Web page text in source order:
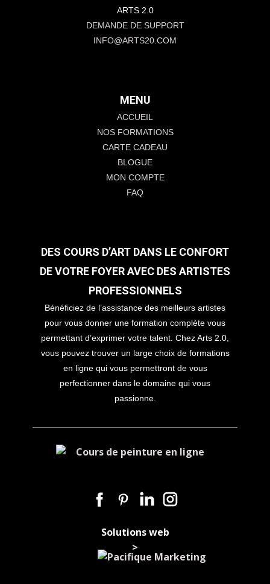
ARTS 2.0
DEMANDE DE SUPPORT
INFO@ARTS20.COM
MENU
ACCUEIL
NOS FORMATIONS
CARTE CADEAU
BLOGUE
MON COMPTE
FAQ
DES COURS D’ART DANS LE CONFORT
DE VOTRE FOYER AVEC DES ARTISTES
PROFESSIONNELS
Bénéficiez de l’assistance des meilleurs artistes
pour vous donner une formation complète vous
permettant d’exprimer votre talent. Chez Arts 2.0,
vous pouvez trouver un large choix de formations
en ligne qui vous permettront de vous
perfectionner dans le domaine qui vous
passionne.
Solutions web
>